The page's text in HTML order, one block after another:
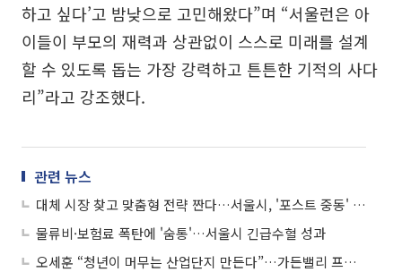
하고 싶다’고 밤낮으로 고민해왔다”며 “서울런은 아
이들이 부모의 재력과 상관없이 스스로 미래를 설계
할 수 있도록 돕는 가장 강력하고 튼튼한 기적의 사다
리”라고 강조했다.
관련 뉴스
대체 시장 찾고 맞춤형 전략 짠다…서울시, '포스트 중동' 정조준
물류비·보험료 폭탄에 '숨통'…서울시 긴급수혈 성과
오세훈 “청년이 머무는 산업단지 만든다”…가든밸리 프로젝트 본격화